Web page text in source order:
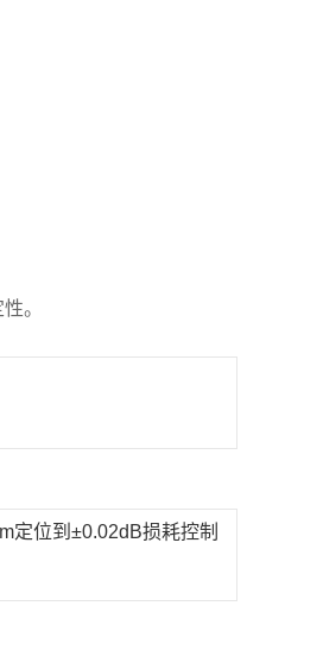
。
定位到±0.02dB损耗控制